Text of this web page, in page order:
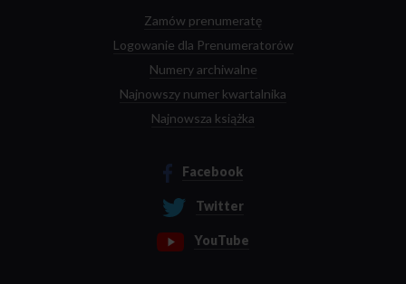
Zamów prenumeratę
Logowanie dla Prenumeratorów
Numery archiwalne
Najnowszy numer kwartalnika
Najnowsza książka
Facebook
Twitter
YouTube